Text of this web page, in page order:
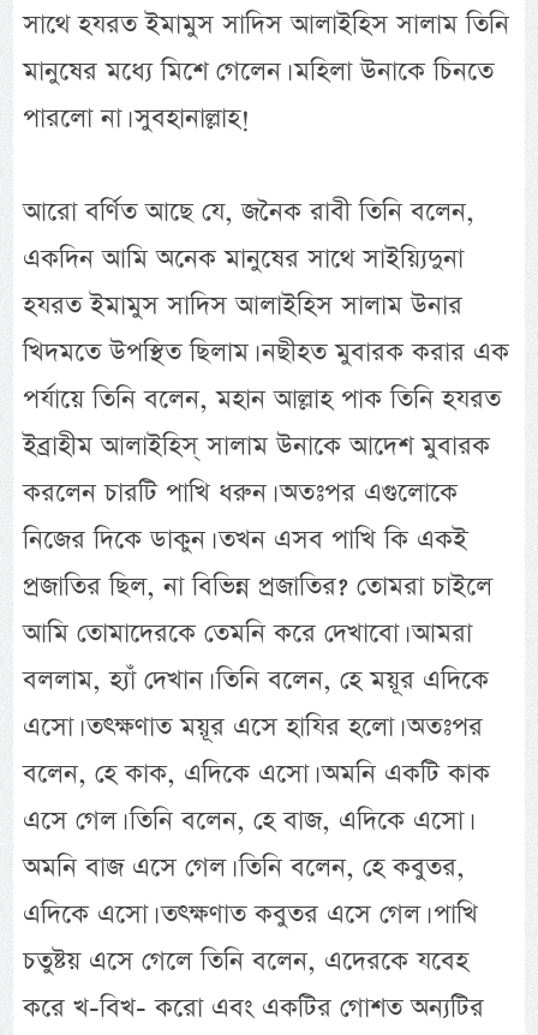
সাথে হযরত ইমামুস সাদিস আলাইহিস সালাম তিনি
মানুষের মধ্যে মিশে গেলেন। মহিলা উনাকে চিনতে
পারলো না। সুবহানাল্লাহ!
আরো বর্ণিত আছে যে, জনৈক রাবী তিনি বলেন,
একদিন আমি অনেক মানুষের সাথে সাইয়্যিদুনা
হযরত ইমামুস সাদিস আলাইহিস সালাম উনার
খিদমতে উপস্থিত ছিলাম। নছীহত মুবারক করার এক
পর্যায়ে তিনি বলেন, মহান আল্লাহ পাক তিনি হযরত
ইব্রাহীম আলাইহিস্ সালাম উনাকে আদেশ মুবারক
করলেন চারটি পাখি ধরুন। অতঃপর এগুলোকে
নিজের দিকে ডাকুন। তখন এসব পাখি কি একই
প্রজাতির ছিল, না বিভিন্ন প্রজাতির? তোমরা চাইলে
আমি তোমাদেরকে তেমনি করে দেখাবো। আমরা
বললাম, হ্যাঁ দেখান। তিনি বলেন, হে ময়ূর এদিকে
এসো। তৎক্ষণাত ময়ূর এসে হাযির হলো। অতঃপর
বলেন, হে কাক, এদিকে এসো। অমনি একটি কাক
এসে গেল। তিনি বলেন, হে বাজ, এদিকে এসো।
অমনি বাজ এসে গেল। তিনি বলেন, হে কবুতর,
এদিকে এসো। তৎক্ষণাত কবুতর এসে গেল। পাখি
চতুষ্টয় এসে গেলে তিনি বলেন, এদেরকে যবেহ
করে খ-বিখ- করো এবং একটির গোশত অন্যটির